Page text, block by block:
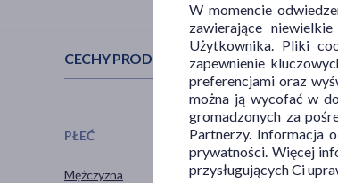
CECHY PRODUKTU
PŁEĆ
Mężczyzna
WIEK
dla dorosłych
W momencie
zawierające
Użytkownika. Pliki
zapewnienie
preferencjami oraz
można ją wycofać w
gromadzonych za
Partnerzy. Informacja
prywatności. Więcej
przysługujących Ci